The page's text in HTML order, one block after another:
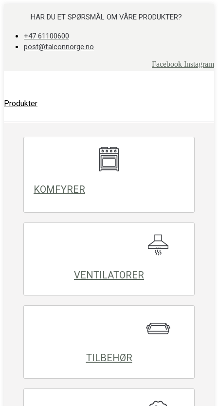
HAR DU ET SPØRSMÅL OM VÅRE PRODUKTER?
+47 61100600
post@falconnorge.no
Facebook Instagram
Produkter
KOMFYRER
VENTILATORER
TILBEHØR